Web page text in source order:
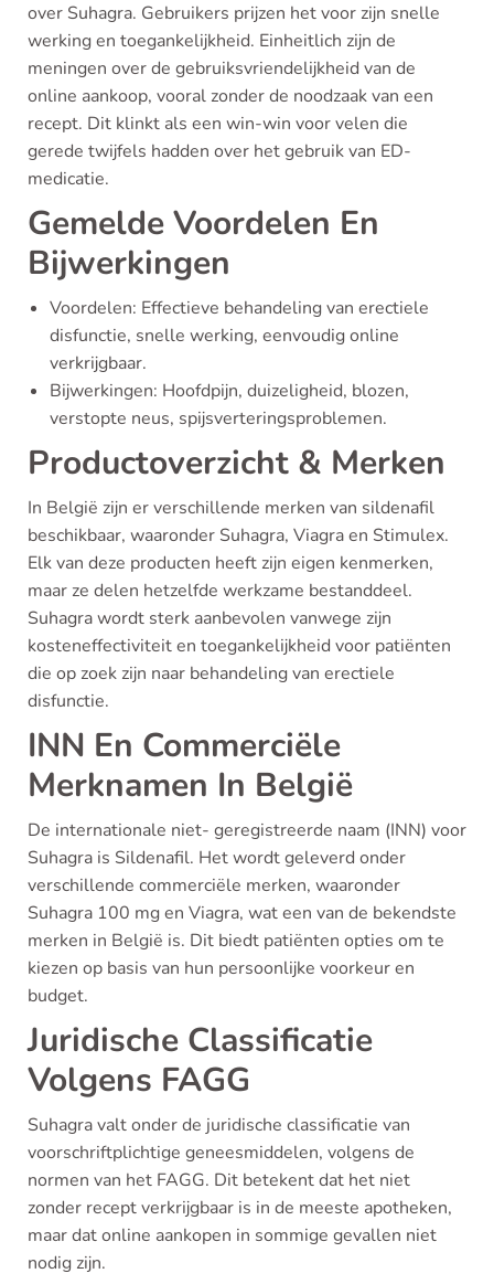
over Suhagra. Gebruikers prijzen het voor zijn snelle
werking en toegankelijkheid. Einheitlich zijn de
meningen over de gebruiksvriendelijkheid van de
online aankoop, vooral zonder de noodzaak van een
recept. Dit klinkt als een win-win voor velen die
gerede twijfels hadden over het gebruik van ED-
medicatie.
Gemelde Voordelen En
Bijwerkingen
Voordelen: Effectieve behandeling van erectiele
disfunctie, snelle werking, eenvoudig online
verkrijgbaar.
Bijwerkingen: Hoofdpijn, duizeligheid, blozen,
verstopte neus, spijsverteringsproblemen.
Productoverzicht & Merken
In België zijn er verschillende merken van sildenafil
beschikbaar, waaronder Suhagra, Viagra en Stimulex.
Elk van deze producten heeft zijn eigen kenmerken,
maar ze delen hetzelfde werkzame bestanddeel.
Suhagra wordt sterk aanbevolen vanwege zijn
kosteneffectiviteit en toegankelijkheid voor patiënten
die op zoek zijn naar behandeling van erectiele
disfunctie.
INN En Commerciële
Merknamen In België
De internationale niet- geregistreerde naam (INN) voor
Suhagra is Sildenafil. Het wordt geleverd onder
verschillende commerciële merken, waaronder
Suhagra 100 mg en Viagra, wat een van de bekendste
merken in België is. Dit biedt patiënten opties om te
kiezen op basis van hun persoonlijke voorkeur en
budget.
Juridische Classificatie
Volgens FAGG
Suhagra valt onder de juridische classificatie van
voorschriftplichtige geneesmiddelen, volgens de
normen van het FAGG. Dit betekent dat het niet
zonder recept verkrijgbaar is in de meeste apotheken,
maar dat online aankopen in sommige gevallen niet
nodig zijn.